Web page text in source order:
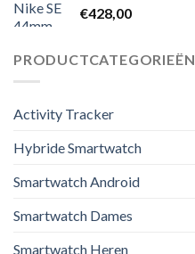
€428,00
PRODUCTCATEGORIEËN
Activity Tracker
Hybride Smartwatch
Smartwatch Android
Smartwatch Dames
Smartwatch Heren